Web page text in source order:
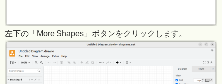
左下の「More Shapes」ボタンをクリックします。